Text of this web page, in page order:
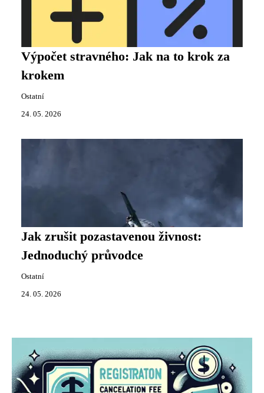
Výpočet stravného: Jak na to krok za
krokem
Ostatní
24. 05. 2026
Jak zrušit pozastavenou živnost:
Jednoduchý průvodce
Ostatní
24. 05. 2026